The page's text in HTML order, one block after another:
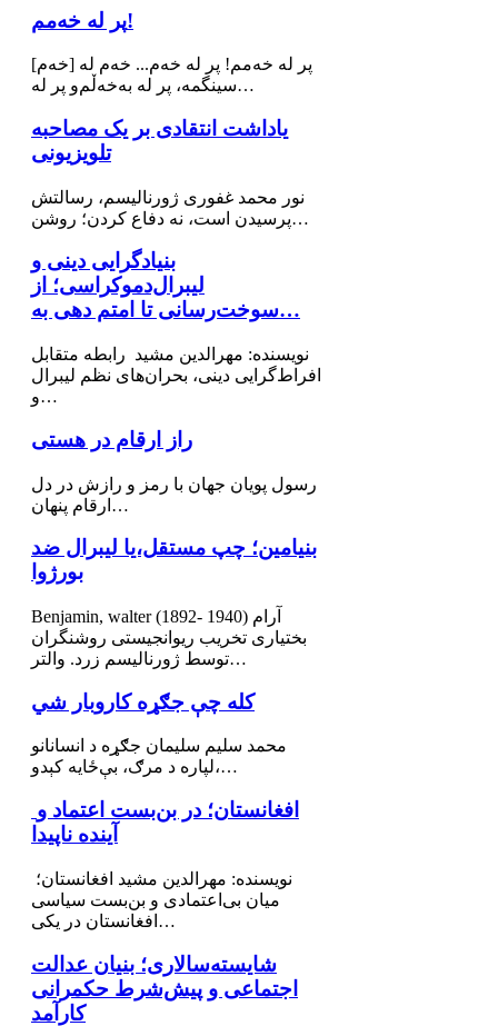
پر له خەمم!
[خه‌م] پر له خەمم! پر لە خەم... خەم له
سینگمە، پر لە بەخەڵم‌و پر لە…
یاداشت انتقادی بر یک مصاحبه
تلویزیونی
نور محمد غفوری ژورنالیسم، رسالتش
پرسیدن است، نه دفاع کردن؛ روشن…
بنیادگرایی دینی و
لیبرال‌دموکراسی؛ از
سوخت‌رسانی تا امتم دهی به…
نویسنده: مهرالدین مشید رابطه متقابل
افراط‌گرایی دینی، بحران‌های نظم لیبرال
و…
راز ارقام در هستی
رسول پویان جهان با رمز و رازش در دل
ارقام پنهان…
بنیامین؛ چپ مستقل،یا لیبرال ضد
بورژوا
Benjamin, walter (1892- 1940) آرام
بختیاری تخریب ریوانجیستی روشنگران
توسط ژورنالیسم زرد. والتر…
کله چې جګړه کاروبار شي
محمد سليم سليمان جګړه د انسانانو
لپاره د مرګ، بې‌ځایه کېدو،…
آینده ناپیدا
میان بی‌اعتمادی و بن‌بست سیاسی
افغانستان در یکی…
شایسته‌سالاری؛ بنیان عدالت
اجتماعی و پیش‌شرط حکمرانی
کارآمد